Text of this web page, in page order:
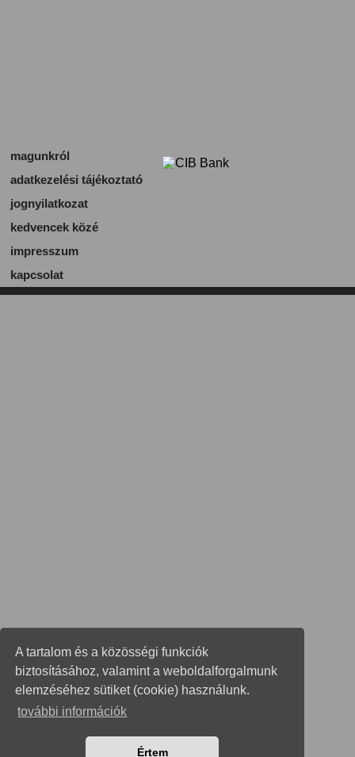
A tartalom és a közösségi funkciók
biztosításához, valamint a weboldalforgalmunk
elemzéséhez sütiket (cookie) használunk.
további információk
Értem
magunkról
adatkezelési tájékoztató
jognyilatkozat
kedvencek közé
impresszum
kapcsolat